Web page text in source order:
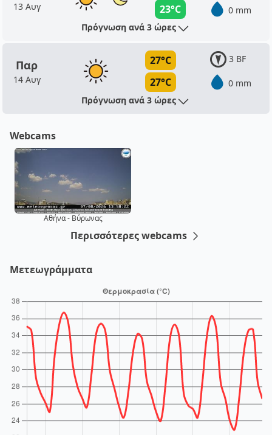
13 Αυγ
23°C
0 mm
Πρόγνωση ανά 3 ώρες
Παρ
14 Αυγ
27°C
27°C
3 BF
0 mm
Πρόγνωση ανά 3 ώρες
Webcams
Αθήνα - Βύρωνας
Περισσότερες webcams
Μετεωγράμματα